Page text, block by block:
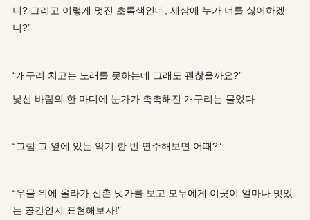
니? 그리고 이렇게 멋진 초록색인데, 세상에 누가 너를 싫어하겠
니?”
“개구리 치고는 노래를 못하는데 그래도 괜찮을까요?”
낯선 바람의 한 마디에 눈가가 촉촉해진 개구리는 물었다.
“그럼 그 옆에 있는 악기 한 번 연주해보면 어때?”
“우물 위에 올라가 신촌 냇가를 보고 모두에게 이곳이 얼마나 멋있
는 공간인지 표현해보자!”